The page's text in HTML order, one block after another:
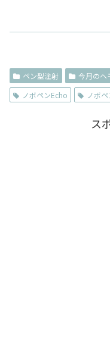
ペン型注射 今月のヘ
ノボペンEcho
ノボ
ス